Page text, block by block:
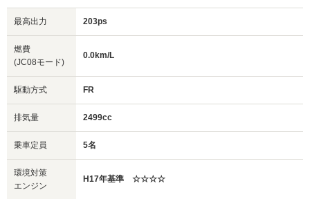
最高出力 203ps
燃費
(JC08モード)
0.0km/L
駆動方式 FR
排気量 2499cc
乗車定員 5名
環境対策
エンジン
H17年基準 ☆☆☆☆